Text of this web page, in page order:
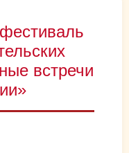
встречи